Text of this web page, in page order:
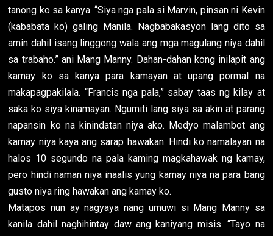
tanong ko sa kanya. “Siya nga pala si Marvin, pinsan ni Kevin
(kababata ko) galing Manila. Nagbabakasyon lang dito sa
amin dahil isang linggong wala ang mga magulang niya dahil
sa trabaho.” ani Mang Manny. Dahan-dahan kong inilapit ang
kamay ko sa kanya para kamayan at upang pormal na
makapagpakilala. “Francis nga pala,” sabay taas ng kilay at
saka ko siya kinamayan. Ngumiti lang siya sa akin at parang
napansin ko na kinindatan niya ako. Medyo malambot ang
kamay niya kaya ang sarap hawakan. Hindi ko namalayan na
halos 10 segundo na pala kaming magkahawak ng kamay,
pero hindi naman niya inaalis yung kamay niya na para bang
gusto niya ring hawakan ang kamay ko.
Matapos nun ay nagyaya nang umuwi si Mang Manny sa
kanila dahil naghihintay daw ang kaniyang misis. “Tayo na